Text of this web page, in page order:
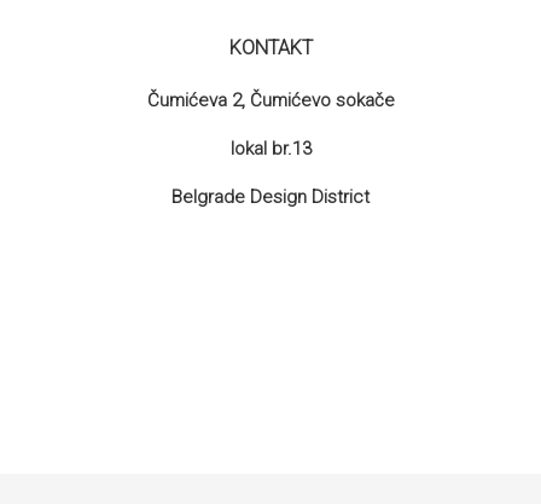
KONTAKT
Čumićeva 2, Čumićevo sokače
lokal br.13
Belgrade Design District